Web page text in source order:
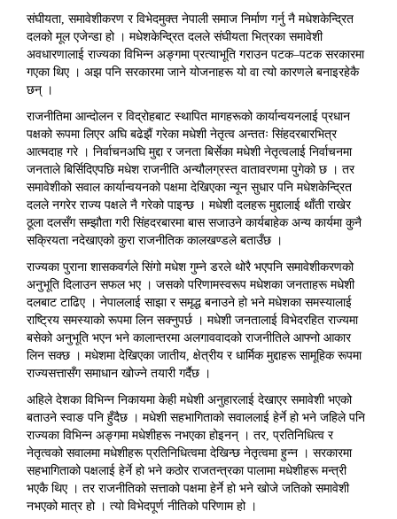
संघीयता, समावेशीकरण र विभेदमुक्त नेपाली समाज निर्माण गर्नु नै मधेशकेन्द्रित
दलको मूल एजेन्डा हो । मधेशकेन्द्रित दलले संघीयता भित्रका समावेशी
अवधारणालाई राज्यका विभिन्न अङ्गमा प्रत्याभूति गराउन पटक–पटक सरकारमा
गएका थिए । अझ पनि सरकारमा जाने योजनाहरू यो वा त्यो कारणले बनाइरहेकै
छन् ।
राजनीतिमा आन्दोलन र विद्रोहबाट स्थापित मागहरूको कार्यान्वयनलाई प्रधान
पक्षको रूपमा लिएर अघि बढेझैं गरेका मधेशी नेतृत्व अन्ततः सिंहदरबारभित्र
आत्मदाह गरे । निर्वाचनअघि मुद्दा र जनता बिर्सेका मधेशी नेतृत्वलाई निर्वाचनमा
जनताले बिर्सिदिएपछि मधेश राजनीति अन्यौलग्रस्त वातावरणमा पुगेको छ । तर
समावेशीको सवाल कार्यान्वयनको पक्षमा देखिएका न्यून सुधार पनि मधेशकेन्द्रित
दलले नगरेर राज्य पक्षले नै गरेको पाइन्छ । मधेशी दलहरू मुद्दालाई थाँती राखेर
ठूला दलसँग सम्झौता गरी सिंहदरबारमा बास सजाउने कार्यबाहेक अन्य कार्यमा कुनै
सक्रियता नदेखाएको कुरा राजनीतिक कालखण्डले बताउँछ ।
राज्यका पुराना शासकवर्गले सिंगो मधेश गुम्ने डरले थोरै भएपनि समावेशीकरणको
अनुभूति दिलाउन सफल भए । जसको परिणामस्वरूप मधेशका जनताहरू मधेशी
दलबाट टाढिए । नेपाललाई साझा र समृद्ध बनाउने हो भने मधेशका समस्यालाई
राष्ट्रिय समस्याको रूपमा लिन सक्नुपर्छ । मधेशी जनतालाई विभेदरहित राज्यमा
बसेको अनुभूति भएन भने कालान्तरमा अलगाववादको राजनीतिले आफ्नो आकार
लिन सक्छ । मधेशमा देखिएका जातीय, क्षेत्रीय र धार्मिक मुद्दाहरू सामूहिक रूपमा
राज्यसत्तासँग समाधान खोज्ने तयारी गर्दैछ ।
अहिले देशका विभिन्न निकायमा केही मधेशी अनुहारलाई देखाएर समावेशी भएको
बताउने स्वाङ पनि हुँदैछ । मधेशी सहभागिताको सवाललाई हेर्ने हो भने जहिले पनि
राज्यका विभिन्न अङ्गमा मधेशीहरू नभएका होइनन् । तर, प्रतिनिधित्व र
नेतृत्वको सवालमा मधेशीहरू प्रतिनिधित्वमा देखिन्छ नेतृत्वमा हुन्न । सरकारमा
सहभागिताको पक्षलाई हेर्ने हो भने कठोर राजतन्त्रका पालामा मधेशीहरू मन्त्री
भएकै थिए । तर राजनीतिको सत्ताको पक्षमा हेर्ने हो भने खोजे जतिको समावेशी
नभएको मात्र हो । त्यो विभेदपूर्ण नीतिको परिणाम हो ।